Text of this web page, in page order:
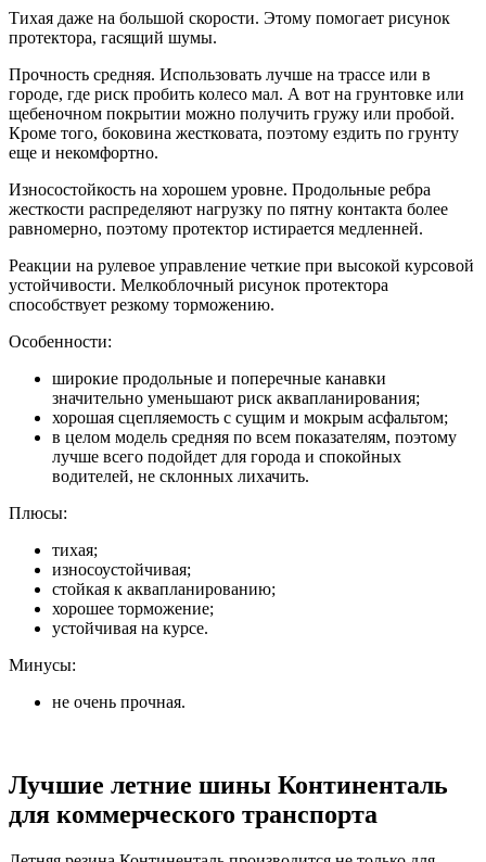
Тихая даже на большой скорости. Этому помогает рисунок
протектора, гасящий шумы.
Прочность средняя. Использовать лучше на трассе или в
городе, где риск пробить колесо мал. А вот на грунтовке или
щебеночном покрытии можно получить гружу или пробой.
Кроме того, боковина жестковата, поэтому ездить по грунту
еще и некомфортно.
Износостойкость на хорошем уровне. Продольные ребра
жесткости распределяют нагрузку по пятну контакта более
равномерно, поэтому протектор истирается медленней.
Реакции на рулевое управление четкие при высокой курсовой
устойчивости. Мелкоблочный рисунок протектора
способствует резкому торможению.
Особенности:
широкие продольные и поперечные канавки
значительно уменьшают риск аквапланирования;
хорошая сцепляемость с сущим и мокрым асфальтом;
в целом модель средняя по всем показателям, поэтому
лучше всего подойдет для города и спокойных
водителей, не склонных лихачить.
Плюсы:
тихая;
износоустойчивая;
стойкая к аквапланированию;
хорошее торможение;
устойчивая на курсе.
Минусы:
не очень прочная.
Лучшие летние шины Континенталь
для коммерческого транспорта